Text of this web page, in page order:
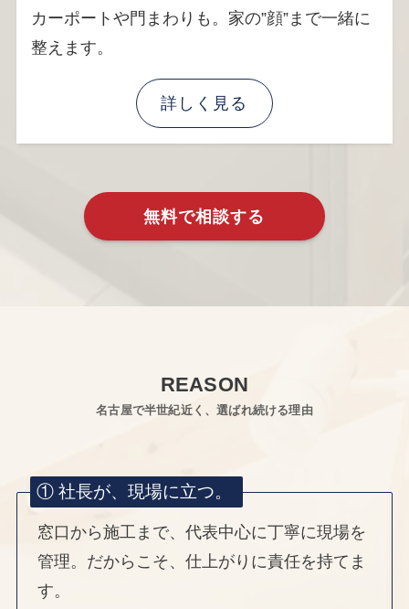
カーポートや門まわりも。家の”顔”まで一緒に
整えます。
詳しく見る
無料で相談する
REASON
名古屋で半世紀近く、選ばれ続ける理由
① 社長が、現場に立つ。
窓口から施工まで、代表中心に丁寧に現場を
管理。だからこそ、仕上がりに責任を持てま
す。